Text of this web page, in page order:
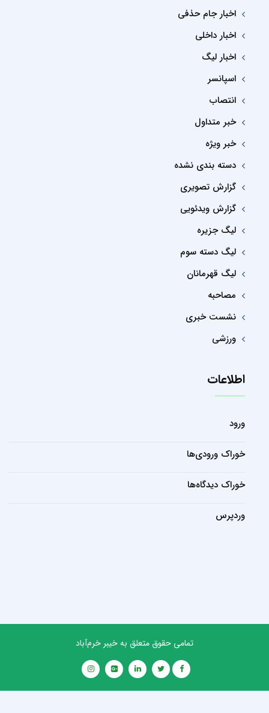
اخبار جام حذفی
اخبار داخلی
اخبار لیگ
اسپانسر
انتصاب
خبر متداول
خبر ویژه
دسته بندی نشده
گزارش تصویری
گزارش ویدئویی
لیگ جزیره
لیگ دسته سوم
لیگ قهرمانان
مصاحبه
نشست خبری
ورزشی
اطلاعات
ورود
خوراک ورودی‌ها
خوراک دیدگاه‌ها
وردپرس
تمامی حقوق متعلق به خیبر خرم‌آباد